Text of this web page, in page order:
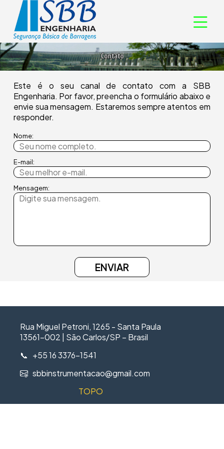
Este é o seu canal de contato com a SBB
Engenharia. Por favor, preencha o formulário abaixo e
envie sua mensagem. Estaremos sempre atentos em
responder.
Nome:
E-mail:
Mensagem:
Rua Miguel Petroni, 1265 - Santa Paula
13561-002 | São Carlos/SP – Brasil
📞 +55 16 3376-1541
sbbinstrumentacao@gmail.com
TOPO